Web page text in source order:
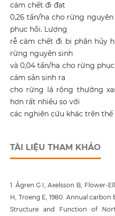
cám chết đi đạt
0,26 tấn/ha cho rừng
phục hồi. Lượng
rễ cám chết đi bị phân hủy
rừng nguyên sinh
và 0,04 tấn/ha cho rừng
cám sản sinh ra
cho rừng lá rộng thường
hơn rất nhiều so với
các nghiên cứu khác trên thế
TÀI LIỆU THAM KHẢO
1. Ågren G I, Axelsson B, Flower-
H, Troeng E, 1980. Annual
Structure and Function of